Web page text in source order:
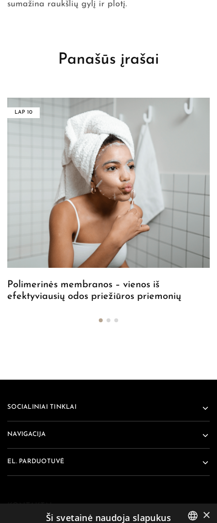
sumažina raukšlių gylį ir plotį.
Panašūs įrašai
LAP 10
Polimerinės membranos – vienos iš
efektyviausių odos priežiūros priemonių
SOCIALINIAI TINKLAI
NAVIGACIJA
EL. PARDUOTUVĖ
KONTAKTAI
×
Ši svetainė naudoja slapukus